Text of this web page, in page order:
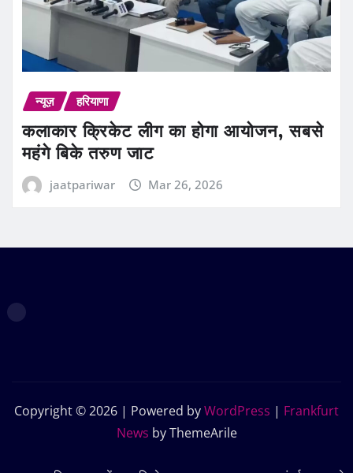
न्यूज़ हरियाणा
कलाकार क्रिकेट लीग का होगा आयोजन, सबसे
महंगे बिके तरुण जाट
jaatpariwar Mar 26, 2026
Copyright © 2026 | Powered byWordPress | Frankfurt
News by ThemeArile